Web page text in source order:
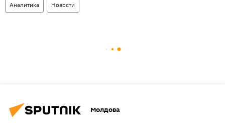
Аналитика Новости
Молдова